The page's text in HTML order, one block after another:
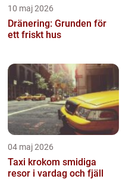
10 maj 2026
Dränering: Grunden för
ett friskt hus
04 maj 2026
Taxi krokom smidiga
resor i vardag och fjäll